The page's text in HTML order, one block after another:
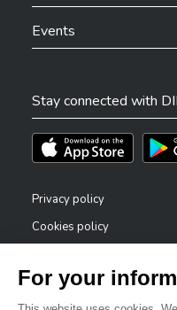
Events
Stay connected with
Téléchargez l'app sur
Privacy policy
Cookies policy
Accessibility statement